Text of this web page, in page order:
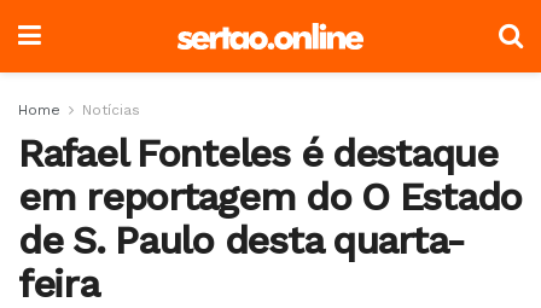
Home Notícias
Rafael Fonteles é destaque
em reportagem do O Estado
de S. Paulo desta quarta-
feira